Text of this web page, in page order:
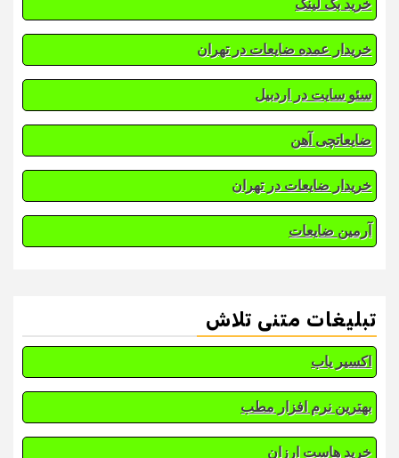
خرید بک لینک
خریدار عمده ضایعات در تهران
سئو سایت در اردبیل
ضایعاتچی آهن
خریدار ضایعات در تهران
آرمین ضایعات
تبلیغات متنی تلاش
اکسیر یاب
بهترین نرم افزار مطب
خرید هاست ارزان